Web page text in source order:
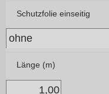
Schutzfolie einseitig
Länge (m)